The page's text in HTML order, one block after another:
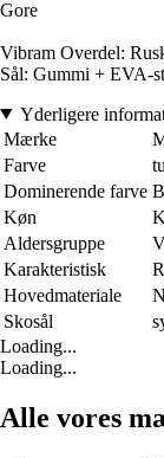
Gore
Vibram Overdel:
Sål: Gummi + EVA-
Yderligere
Mærke
Farve
Dominerende farve
Køn
Aldersgruppe
Karakteristisk
Hovedmateriale
Skosål
Loading...
Loading...
Alle vores